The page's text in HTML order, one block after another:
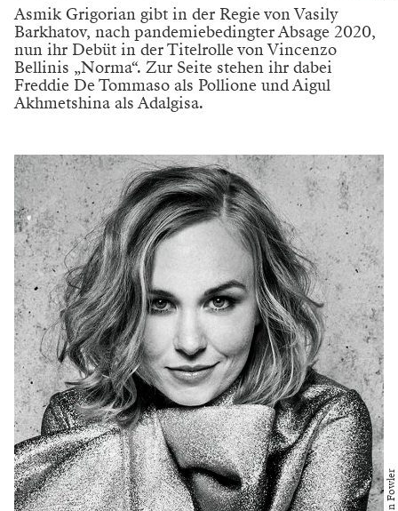
Asmik Grigorian gibt in der Regie von Vasily
Barkhatov, nach pandemiebedingter Absage 2020,
nun ihr Debüt in der Titelrolle von Vincenzo
Bellinis „Norma“. Zur Seite stehen ihr dabei
Freddie De Tommaso als Pollione und Aigul
Akhmetshina als Adalgisa.